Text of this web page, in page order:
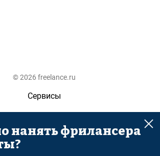
© 2026 freelance.ru
Сервисы
Помощь
Поиск
нанять фрилансера